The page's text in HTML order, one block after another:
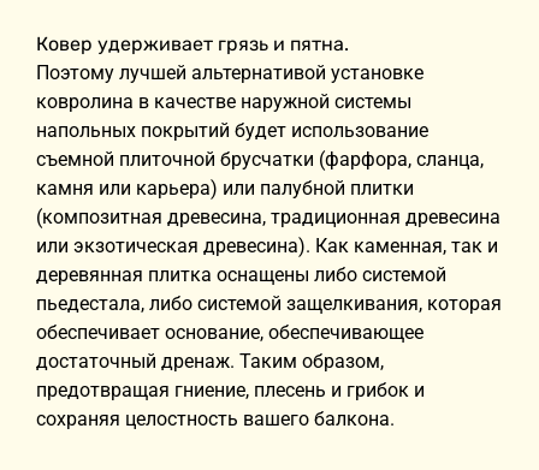
Ковер удерживает грязь и пятна.
Поэтому лучшей альтернативой установке
ковролина в качестве наружной системы
напольных покрытий будет использование
съемной плиточной брусчатки (фарфора, сланца,
камня или карьера) или палубной плитки
(композитная древесина, традиционная древесина
или экзотическая древесина). Как каменная, так и
деревянная плитка оснащены либо системой
пьедестала, либо системой защелкивания, которая
обеспечивает основание, обеспечивающее
достаточный дренаж. Таким образом,
предотвращая гниение, плесень и грибок и
сохраняя целостность вашего балкона.